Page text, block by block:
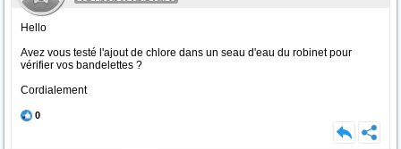
Hello
Avez vous testé l'ajout de chlore dans un seau d'eau du robinet pour
vérifier vos bandelettes ?
Cordialement
0